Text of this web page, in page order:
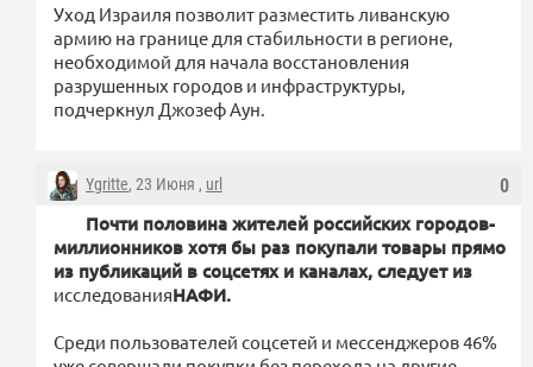
Уход Израиля позволит разместить ливанскую
армию на границе для стабильности в регионе,
необходимой для начала восстановления
разрушенных городов и инфраструктуры,
подчеркнул Джозеф Аун.
0
Ygritte, 23 Июня , url
Почти половина жителей российских городов-
миллионников хотя бы раз покупали товары прямо
из публикаций в соцсетях и каналах, следует из
исследованияНАФИ.
Среди пользователей соцсетей и мессенджеров 46%